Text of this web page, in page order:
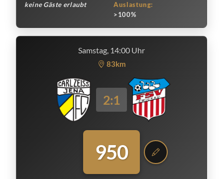
keine Gäste erlaubt
Auslastung:
>100%
Samstag, 14:00 Uhr
83km
2:1
950